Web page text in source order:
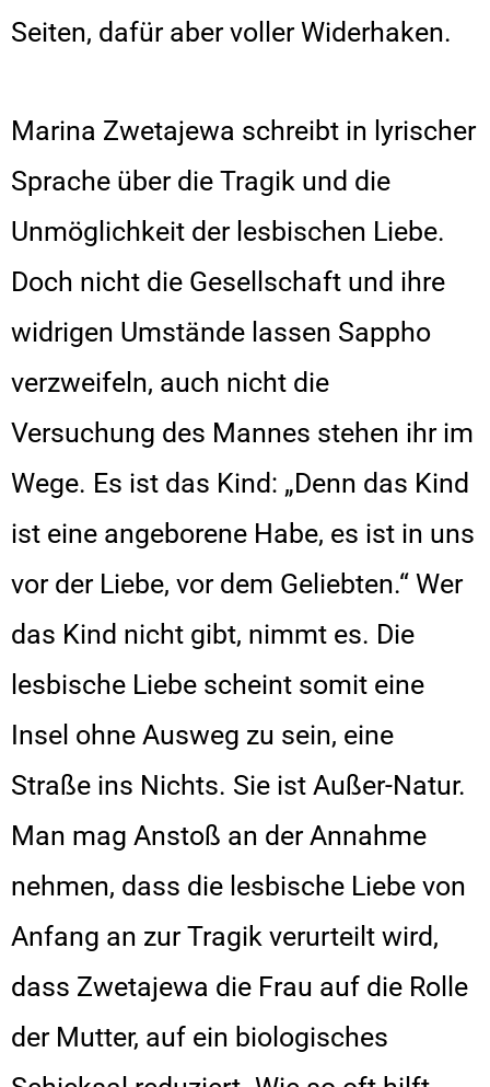
Seiten, dafür aber voller Widerhaken.
Marina Zwetajewa schreibt in lyrischer
Sprache über die Tragik und die
Unmöglichkeit der lesbischen Liebe.
Doch nicht die Gesellschaft und ihre
widrigen Umstände lassen Sappho
verzweifeln, auch nicht die
Versuchung des Mannes stehen ihr im
Wege. Es ist das Kind: „Denn das Kind
ist eine angeborene Habe, es ist in uns
vor der Liebe, vor dem Geliebten.“ Wer
das Kind nicht gibt, nimmt es. Die
lesbische Liebe scheint somit eine
Insel ohne Ausweg zu sein, eine
Straße ins Nichts. Sie ist Außer-Natur.
Man mag Anstoß an der Annahme
nehmen, dass die lesbische Liebe von
Anfang an zur Tragik verurteilt wird,
dass Zwetajewa die Frau auf die Rolle
der Mutter, auf ein biologisches